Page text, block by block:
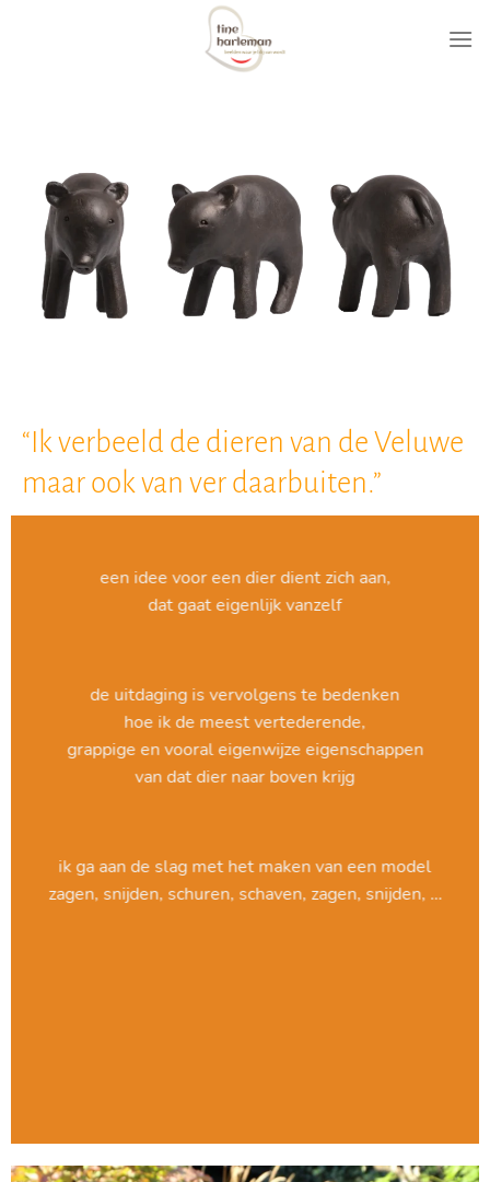
“Ik verbeeld de dieren van de Veluwe
maar ook van ver daarbuiten.”
een idee voor een dier dient zich aan,
dat gaat eigenlijk vanzelf
de uitdaging is vervolgens te bedenken
hoe ik de meest vertederende,
grappige en vooral eigenwijze eigenschappen
van dat dier naar boven krijg
ik ga aan de slag met het maken van een model
zagen, snijden, schuren, schaven, zagen, snijden, …